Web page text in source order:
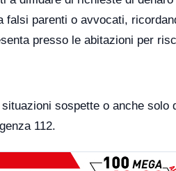
falsi parenti o avvocati,
presso le abitazioni per
sospette o anche solo
112.